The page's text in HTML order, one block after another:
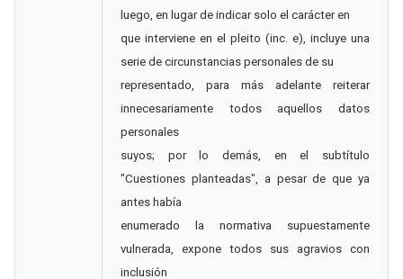
luego, en lugar de indicar solo el carácter en
que interviene en el pleito (inc. e), incluye una
serie de circunstancias personales de su
representado, para más adelante reiterar
innecesariamente todos aquellos datos
personales
suyos; por lo demás, en el subtítulo
"Cuestiones planteadas", a pesar de que ya
antes había
enumerado la normativa supuestamente
vulnerada, expone todos sus agravios con
inclusión